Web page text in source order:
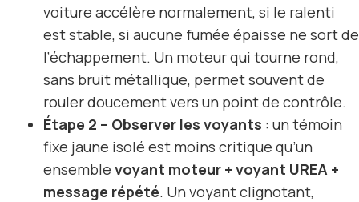
voiture accélère normalement, si le ralenti
est stable, si aucune fumée épaisse ne sort de
l’échappement. Un moteur qui tourne rond,
sans bruit métallique, permet souvent de
rouler doucement vers un point de contrôle.
Étape 2 – Observer les voyants : un témoin
fixe jaune isolé est moins critique qu’un
ensemble voyant moteur + voyant UREA +
message répété. Un voyant clignotant,